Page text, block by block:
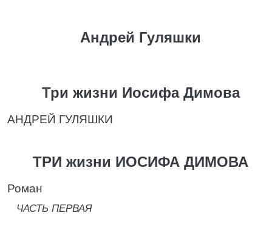
Андрей Гуляшки
Три жизни Иосифа Димова
АНДРЕЙ ГУЛЯШКИ
ТРИ жизни ИОСИФА ДИМОВА
Роман
ЧАСТЬ ПЕРВАЯ